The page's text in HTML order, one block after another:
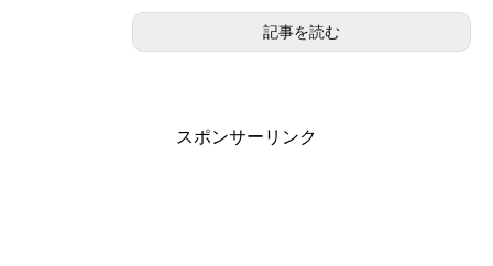
記事を読む
スポンサーリンク